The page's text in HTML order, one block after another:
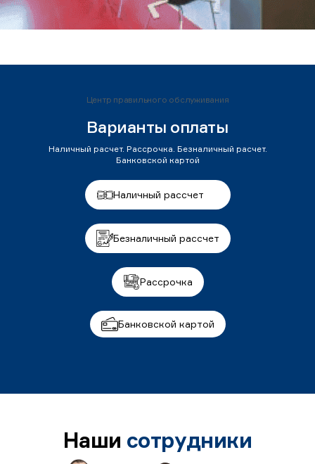
Центр правильного обслуживания
Варианты оплаты
Наличный расчет. Рассрочка. Безналичный расчет.
Банковской картой
Наличный рассчет
Безналичный рассчет
Рассрочка
Банковской картой
Наши сотрудники